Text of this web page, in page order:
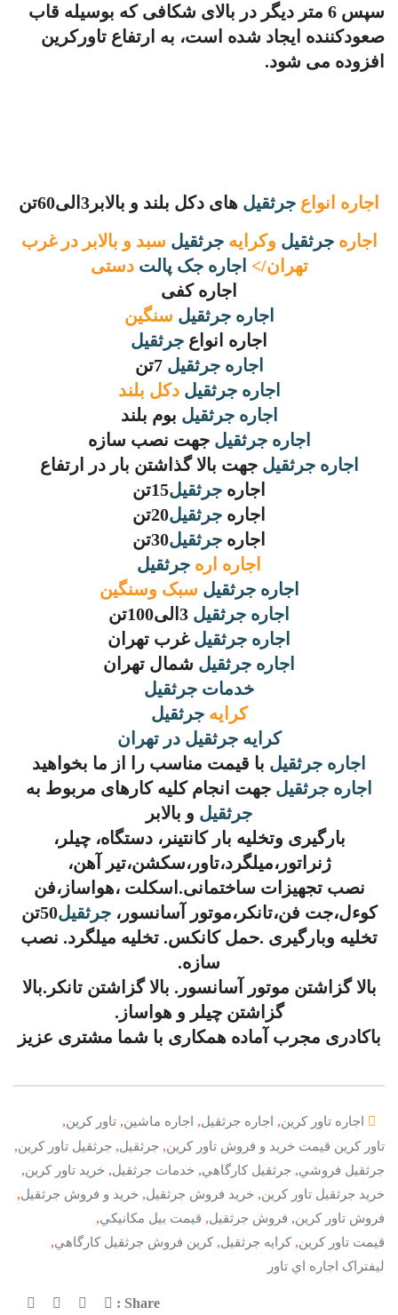
سپس 6 متر دیگر در بالای شکافی که بوسیله قاب
صعودکننده ایجاد شده است، به ارتفاع تاورکرین
افزوده می شود.
اجاره انواع جرثقیل های دکل بلند و بالابر3الی60تن
اجارهجرثقیل وکرایهجرثقیل سبد و بالابر در غرب
تهران/> اجاره جک پالت دستی
اجاره کفی
اجارهجرثقیل سنگین
اجاره انواع جرثقیل
اجارهجرثقیل 7تن
اجارهجرثقیل دکل بلند
اجارهجرثقیل بوم بلند
اجارهجرثقیل جهت نصب سازه
اجارهجرثقیل جهت بالا گذاشتن بار در ارتفاع
اجاره جرثقیل15تن
اجاره جرثقیل20تن
اجاره جرثقیل30تن
اجاره اره جرثقیل
اجارهجرثقیل سبک وسنگین
اجاره جرثقیل 3الی100تن
اجاره جرثقیل غرب تهران
اجاره جرثقیل شمال تهران
خدمات جرثقیل
کرایهجرثقیل
کرایهجرثقیل در تهران
اجاره جرثقیل با قیمت مناسب را از ما بخواهید
اجاره جرثقیل جهت انجام کلیه کارهای مربوط به
جرثقیل و بالابر
بارگیری وتخلیه بار کانتینر، دستگاه، چیلر،
ژنراتور،میلگرد،تاور،سکشن،تیر آهن،
نصب تجهیزات ساختمانی.اسکلت ،هواساز،فن
کوءل،جت فن،تانکر،موتور آسانسور، جرثقیل50تن
تخلیه وبارگیری .حمل کانکس. تخلیه میلگرد. نصب
سازه.
بالا گزاشتن موتور آسانسور. بالا گزاشتن تانکر.بالا
گزاشتن چیلر و هواساز.
باکادری مجرب آماده همکاری با شما مشتری عزیز
اجاره تاور کرين, اجاره جرثقيل, اجاره ماشين, تاور کرين,
تاور کرين قيمت خريد و فروش تاور کرين, جرثقيل, جرثقيل تاور کرين,
جرثقيل فروشي, جرثقيل کارگاهي, خدمات جرثقيل, خريد تاور کرين,
خريد جرثقيل تاور كرين, خريد فروش جرثقيل, خريد و فروش جرثقيل,
فروش تاور کرين, فروش جرثقيل, قيمت بيل مکانيکي,
قيمت تاور کرين, کرايه جرثقيل, کرين فروش جرثقيل کارگاهي,
ليفتراک اجاره اي تاور
Share :